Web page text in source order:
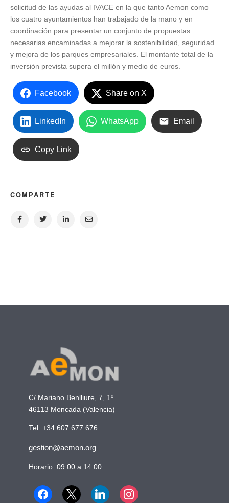
solicitud de las ayudas al IVACE en la que tanto Aemon como
los cuatro ayuntamientos han trabajado de la mano y en
coordinación para presentar un conjunto de propuestas
necesarias encaminadas a mejorar la sostenibilidad, seguridad
y mejora de los parques empresariales. El montante total de la
inversión prevista supera el millón y medio de euros.
Facebook Share on X
LinkedIn WhatsApp Email
Copy Link
COMPARTE
C/ Mariano Benlliure, 7, 1º
46113 Moncada (Valencia)
Tel. +34 607 677 676
gestion@aemon.org
Horario: 09:00 a 14:00